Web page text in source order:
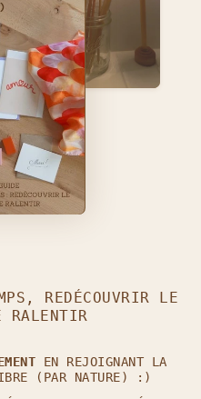
REDÉCOUVRIR LE
RALENTIR
EN REJOIGNANT LA
(PAR NATURE) :)